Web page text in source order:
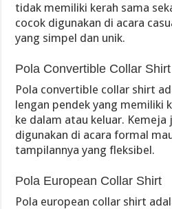
tidak memiliki kerah sama
cocok digunakan di acara
yang simpel dan unik.
Pola Convertible Collar Shirt
Pola convertible collar shirt
lengan pendek yang memiliki
ke dalam atau keluar. Kemeja
digunakan di acara formal
tampilannya yang fleksibel.
Pola European Collar Shirt
Pola european collar shirt